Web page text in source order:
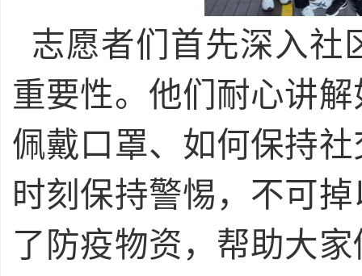
志愿者们首先深入社
重要性。他们耐心讲
佩戴口罩、如何保持
时刻保持警惕，不可
了防疫物资，帮助大